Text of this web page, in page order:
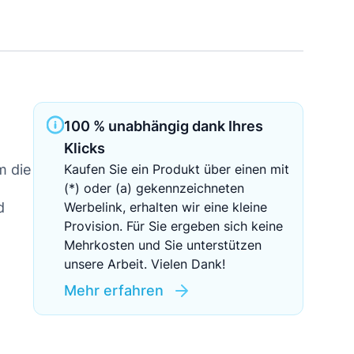
EZB-Leitzins
die
100 % unabhängig dank Ihres
Klicks
Kaufen Sie ein Produkt über einen mit
(*) oder (a) gekennzeichneten
Werbelink, erhalten wir eine kleine
Provision. Für Sie ergeben sich keine
Mehrkosten und Sie unterstützen
unsere Arbeit. Vielen Dank!
Mehr erfahren